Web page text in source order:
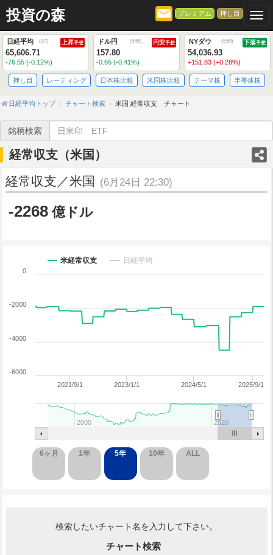
投資の森 プレミアム 押し目
日経平均 (8/7) 上昇予想
65,606.71
-76.55 (-0.12%)
ドル円 (5:55) 円安予想
157.80
-0.65 (-0.41%)
NYダウ (5:50) 下落予想
54,036.93
+151.83 (+0.28%)
押し目 レーティング 日本株比較 米国株比較 テーマ株 半導体株
日経平均トップ チャート検索 米国 経常収支 チャート
銘柄検索
経常収支（米国）
経常収支／米国 (6月24日 22:30)
-2268 億ドル
2021/9/1 2023/1/1 2024/5/1 2025/9/1
2000 2020
-4000
-2000
0
-6000
6ヶ月 1年 5年 10年 ALL
米経常収支 日経平均
検索したいチャート名を入力して下さい。
チャート検索